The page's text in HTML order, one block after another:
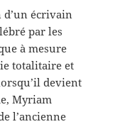
d’un écrivain
par les
à mesure
totalitaire et
devient
Myriam
l’ancienne